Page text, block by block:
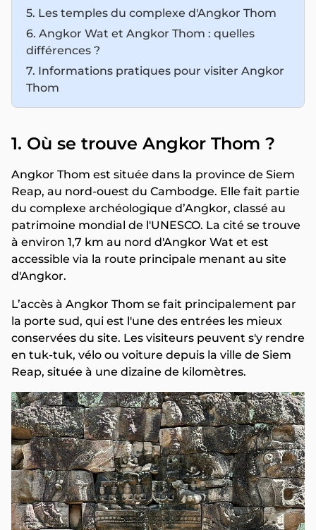
5. Les temples du complexe d'Angkor Thom
6. Angkor Wat et Angkor Thom : quelles
différences ?
7. Informations pratiques pour visiter Angkor
Thom
1. Où se trouve Angkor Thom ?
Angkor Thom est située dans la province de Siem
Reap, au nord-ouest du Cambodge. Elle fait partie
du complexe archéologique d’Angkor, classé au
patrimoine mondial de l'UNESCO. La cité se trouve
à environ 1,7 km au nord d'Angkor Wat et est
accessible via la route principale menant au site
d'Angkor.
L’accès à Angkor Thom se fait principalement par
la porte sud, qui est l'une des entrées les mieux
conservées du site. Les visiteurs peuvent s'y rendre
en tuk-tuk, vélo ou voiture depuis la ville de Siem
Reap, située à une dizaine de kilomètres.